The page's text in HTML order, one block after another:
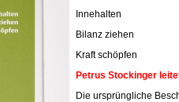
Innehalten
Bilanz ziehen
Kraft schöpfen
Petrus Stockinger
Die ursprüngliche